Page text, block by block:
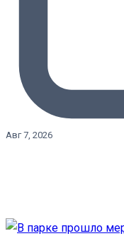
Авг 7, 2026